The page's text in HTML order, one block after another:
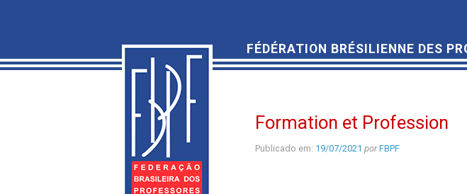
FÉDÉRATION BRÉSILIENNE DES
Formation et Profession
Publicado em: 19/07/2021 por FBPF